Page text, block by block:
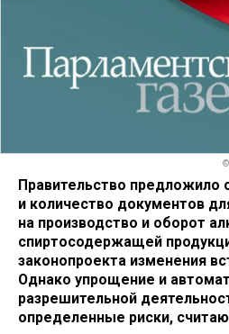
Правительство предложило
и количество документов
на производство и оборот
спиртосодержащей
законопроекта изменения
Однако упрощение и
разрешительной
определенные риски,